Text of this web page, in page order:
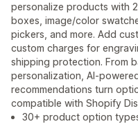
personalize products with
boxes, image/color
pickers, and more. Add
custom charges for
shipping protection. From
personalization, AI-
recommendations turn
compatible with Shopify
30+ product option